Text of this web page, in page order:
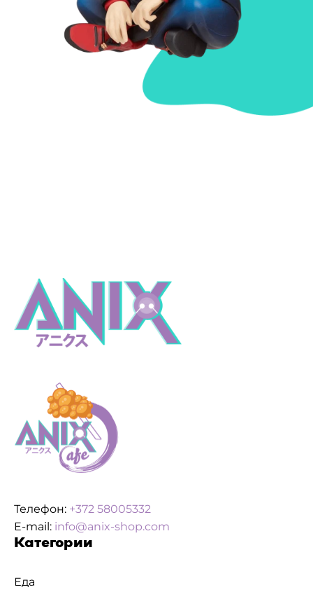
Телефон: +372 58005332
E-mail: info@anix-shop.com
Категории
Еда